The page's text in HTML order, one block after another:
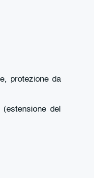
protezione da
del